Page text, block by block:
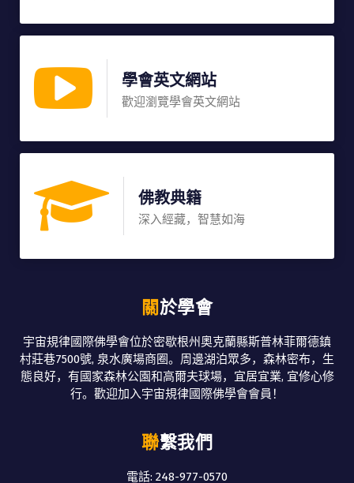
學會英文網站
歡迎瀏覽學會英文網站
佛教典籍
深入經藏，智慧如海
關於學會
宇宙規律國際佛學會位於密歇根州奧克蘭縣斯普林菲爾德鎮
村莊巷7500號, 泉水廣場商圈。周邊湖泊眾多，森林密布，生
態良好，有國家森林公園和高爾夫球場，宜居宜業, 宜修心修
行。歡迎加入宇宙規律國際佛學會會員！
聯繫我們
電話: 248-977-0570